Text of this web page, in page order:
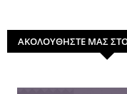
ΑΚΟΛΟΥΘΗΣΤΕ ΜΑΣ ΣΤΟ